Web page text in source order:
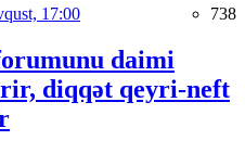
17:00 738
daimi
diqqət qeyri-neft